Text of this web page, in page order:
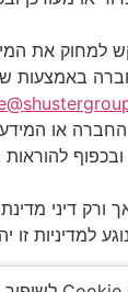
למחוק את
באמצעות
או המידע
להוראות
ורק דיני
למדיניות